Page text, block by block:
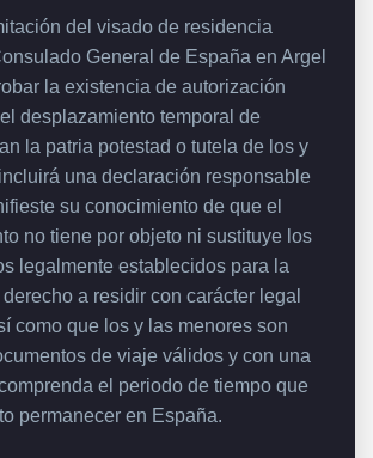
del visado de residencia
General de España en Argel
la existencia de autorización
desplazamiento temporal de
la patria potestad o tutela de los y
una declaración responsable
su conocimiento de que el
no tiene por objeto ni sustituye los
legalmente establecidos para la
a residir con carácter legal
como que los y las menores son
de viaje válidos y con una
el periodo de tiempo que
permanecer en España.